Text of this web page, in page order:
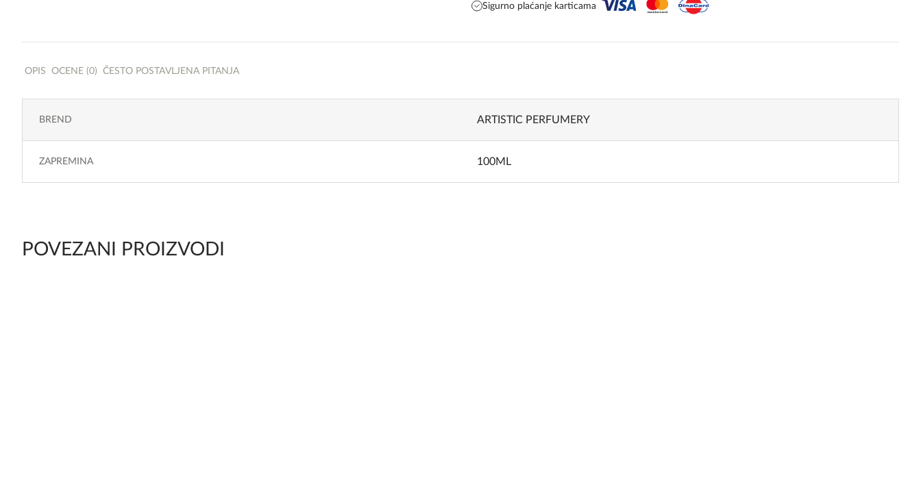
Sigurno plaćanje karticama
OPIS OCENE (0) ČESTO POSTAVLJENA PITANJA
BREND ARTISTIC PERFUMERY
ZAPREMINA 100ML
POVEZANI PROIZVODI